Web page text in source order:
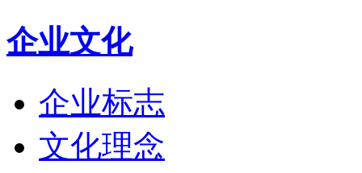
企业文化
企业标志
文化理念